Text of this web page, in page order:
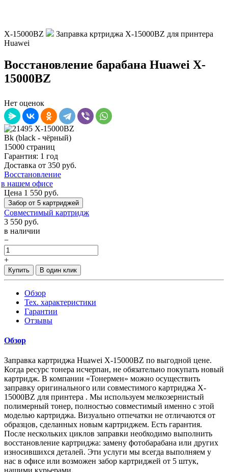
X-15000BZ
Заправка кртриджа X-15000BZ для принтера
Huawei
Восстановление барабана Huawei X-
15000BZ
Нет оценок
Bk (black - чёрный)
15000 страниц
Гарантия: 1 год
Доставка от 350 руб.
Восстановление
в нашем офисе
Цена 1 550 руб.
Забор от 5 картриджей
Совместимый картридж
3 550 руб.
в наличии
−
+
Купить В один клик
Обзор
Тех. характеристики
Гарантии
Отзывы
Обзор
Заправка картриджа Huawei X-15000BZ по выгодной цене.
Когда ресурс тонера исчерпан, не обязательно покупать новый
картридж. В компании «Тонермен» можно осуществить
заправку оригинального или совместимого картриджа X-
15000BZ для принтера . Мы используем мелкозернистый
полимерный тонер, полностью совместимый именно с этой
моделью картриджа. Визуально отпечатки не отличаются от
образцов, сделанных новым картриджем. Есть гарантия.
После нескольких циклов заправки необходимо выполнить
восстановление картриджа: замену фотобарабана или других
износившихся деталей. Эти услуги мы всегда выполняем у
нас в офисе или возможен забор картриджей от 5 штук,